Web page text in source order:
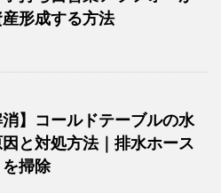
形成する方法
消】コールドテーブルの水
と対処方法｜排水ホース
掃除